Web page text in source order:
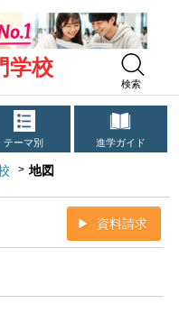
学校
検索
テーマ別 進学ガイド
地図
資料請求